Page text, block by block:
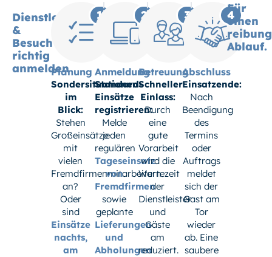
Dienstleister
&
Besuch
richtig
anmelden
1
Planung
Sondersituationen
im
Blick:
Stehen
Großeinsätze
mit
vielen
Fremdfirmenmitarbeitern
an?
Oder
sind
Einsätze
nachts,
am
2
Anmeldung
Standard-
Einsätze
registrieren:
Melde
jeden
regulären
Tageseinsatz
von
Fremdfirmen
sowie
geplante
Lieferungen
und
Abholungen
3
Betreuung
Schneller
Einlass:
Durch
eine
gute
Vorarbeit
wird die
Wartezeit
der
Dienstleister
und
Gäste
am
reduziert.
4
Abschluss
Einsatzende:
Nach
Beendigung
des
Termins
oder
Auftrags
meldet
sich der
Gast am
Tor
wieder
ab. Eine
saubere
Für
einen
Ablauf.